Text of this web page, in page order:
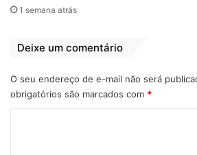
1 semana atrás
Deixe um comentário
O seu endereço de e-mail não será
obrigatórios são marcados com *